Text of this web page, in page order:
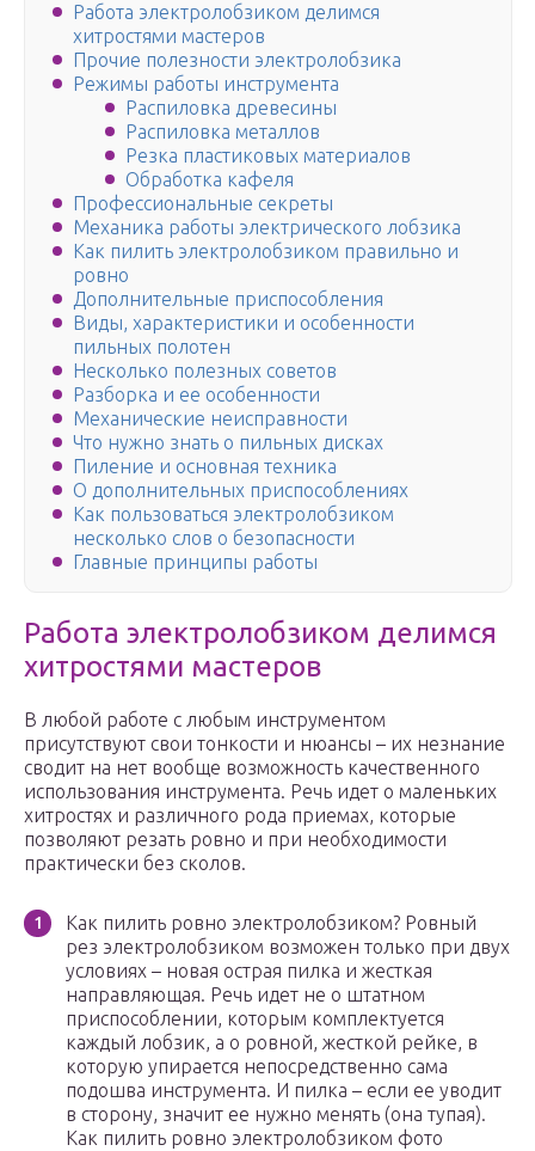
Работа электролобзиком делимся
хитростями мастеров
Прочие полезности электролобзика
Режимы работы инструмента
Распиловка древесины
Распиловка металлов
Резка пластиковых материалов
Обработка кафеля
Профессиональные секреты
Механика работы электрического лобзика
Как пилить электролобзиком правильно и
ровно
Дополнительные приспособления
Виды, характеристики и особенности
пильных полотен
Несколько полезных советов
Разборка и ее особенности
Механические неисправности
Что нужно знать о пильных дисках
Пиление и основная техника
О дополнительных приспособлениях
Как пользоваться электролобзиком
несколько слов о безопасности
Главные принципы работы
Работа электролобзиком делимся
хитростями мастеров
В любой работе с любым инструментом
присутствуют свои тонкости и нюансы – их незнание
сводит на нет вообще возможность качественного
использования инструмента. Речь идет о маленьких
хитростях и различного рода приемах, которые
позволяют резать ровно и при необходимости
практически без сколов.
Как пилить ровно электролобзиком? Ровный
рез электролобзиком возможен только при двух
условиях – новая острая пилка и жесткая
направляющая. Речь идет не о штатном
приспособлении, которым комплектуется
каждый лобзик, а о ровной, жесткой рейке, в
которую упирается непосредственно сама
подошва инструмента. И пилка – если ее уводит
в сторону, значит ее нужно менять (она тупая).
Как пилить ровно электролобзиком фото